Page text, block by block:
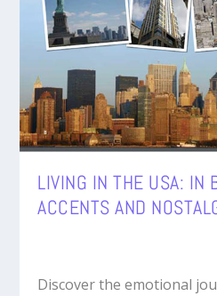
LIVING IN THE USA: IN
ACCENTS AND
Discover the emotional